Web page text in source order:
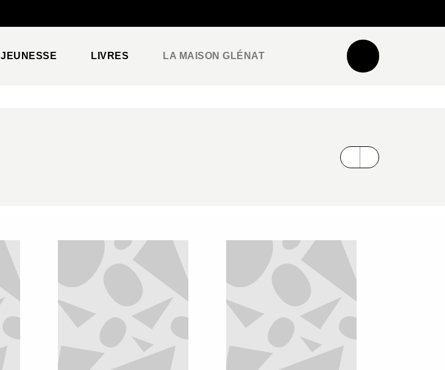
JEUNESSE LIVRES LA MAISON GLÉNAT